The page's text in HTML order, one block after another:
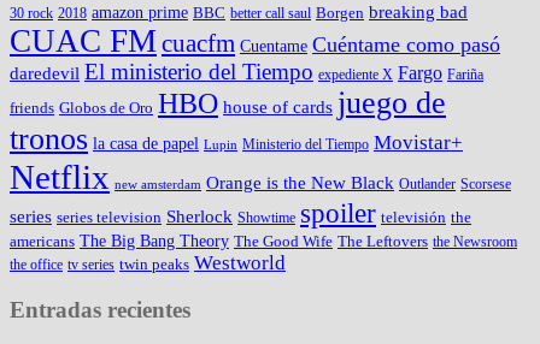
30 rock 2018 amazon prime BBC better call saul Borgen breaking bad
CUAC FMcuacfm Cuentame Cuéntame como pasó
daredevil El ministerio del Tiempo expediente X Fargo Fariña
friends Globos de Oro HBO house of cards juego de
tronos la casa de papel Lupin Ministerio del Tiempo Movistar+
Netflix new amsterdam Orange is the New Black Outlander Scorsese
series series television Sherlock Showtime spoiler televisión the
americans The Big Bang Theory The Good Wife The Leftovers the Newsroom
the office tv series twin peaks Westworld
Entradas recientes